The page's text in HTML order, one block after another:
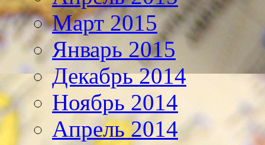
Март 2015
Январь 2015
Декабрь 2014
Ноябрь 2014
Апрель 2014